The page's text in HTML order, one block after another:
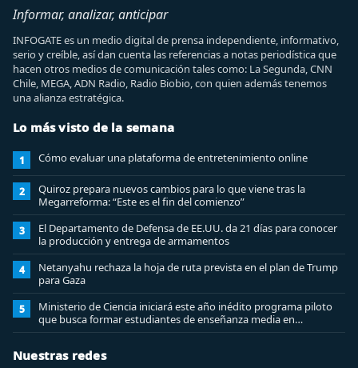
Informar, analizar, anticipar
INFOGATE es un medio digital de prensa independiente, informativo,
serio y creíble, así dan cuenta las referencias a notas periodística que
hacen otros medios de comunicación tales como: La Segunda, CNN
Chile, MEGA, ADN Radio, Radio Biobio, con quien además tenemos
una alianza estratégica.
Lo más visto de la semana
1 Cómo evaluar una plataforma de entretenimiento online
2
Quiroz prepara nuevos cambios para lo que viene tras la
Megarreforma: “Este es el fin del comienzo”
3
El Departamento de Defensa de EE.UU. da 21 días para conocer
la producción y entrega de armamentos
4
Netanyahu rechaza la hoja de ruta prevista en el plan de Trump
para Gaza
5
Ministerio de Ciencia iniciará este año inédito programa piloto
que busca formar estudiantes de enseñanza media en
ciberseguridad
Nuestras redes